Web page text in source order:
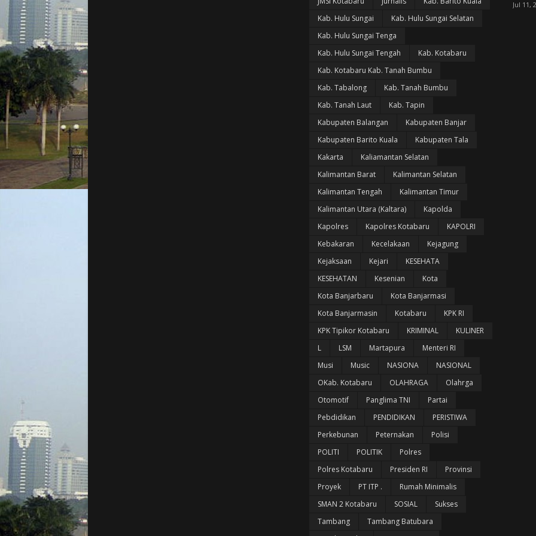
Kab. Hulu Sungai
Kab. Hulu Sungai Selatan
Kab. Hulu Sungai Tenga
Kab. Hulu Sungai Tengah
Kab. Kotabaru
Kab. Kotabaru Kab. Tanah Bumbu
Kab. Tabalong
Kab. Tanah Bumbu
Kab. Tanah Laut
Kab. Tapin
Kabupaten Balangan
Kabupaten Banjar
Kabupaten Barito Kuala
Kabupaten Tala
Kakarta
Kaliamantan Selatan
Kalimantan Barat
Kalimantan Selatan
Kalimantan Tengah
Kalimantan Timur
Kalimantan Utara (Kaltara)
Kapolda
Kapolres
Kapolres Kotabaru
KAPOLRI
Kebakaran
Kecelakaan
Kejagung
Kejaksaan
Kejari
KESEHATA
KESEHATAN
Kesenian
Kota
Kota Banjarbaru
Kota Banjarmasi
Kota Banjarmasin
Kotabaru
KPK RI
KPK Tipikor Kotabaru
KRIMINAL
KULINER
L
LSM Martapura
Menteri RI
Musi
Music NASIONA
NASIONAL
OKab. Kotabaru
OLAHRAGA
Olahrga
Otomotif
Panglima TNI
Partai
Pebdidikan
PENDIDIKAN
PERISTIWA
Perkebunan
Peternakan
Polisi
POLITI
POLITIK
Polres
Polres Kotabaru
Presiden RI
Provinsi
Proyek
PT ITP .
Rumah Minimalis
SMAN 2 Kotabaru
SOSIAL
Sukses
Tambang
Tambang Batubara
Jul 11,